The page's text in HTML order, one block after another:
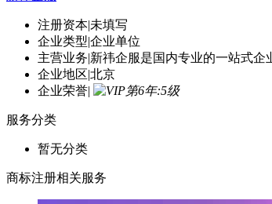
注册资本|未填写
企业类型|企业单位
主营业务|新祎企服是国内专业的一站式
企业地区|北京
企业荣誉|
服务分类
暂无分类
商标注册相关服务